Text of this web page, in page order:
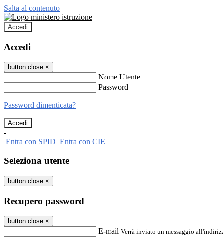
Salta al contenuto
Accedi
Accedi
button close ×
Nome Utente
Password
Password dimenticata?
-
Entra con SPID Entra con CIE
Seleziona utente
button close ×
Recupero password
button close ×
E-mail Verrà inviato un messaggio